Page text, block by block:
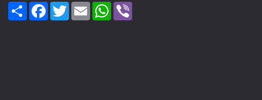
ShareFacebook
TwitterEmail WhatsApp